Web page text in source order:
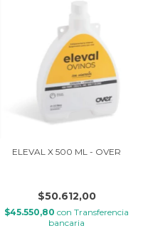
ELEVAL X 500 ML - OVER
$50.612,00
$45.550,80 con Transferencia
bancaria